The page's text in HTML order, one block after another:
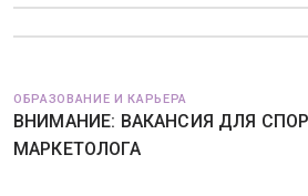
ОБРАЗОВАНИЕ И КАРЬЕРА
ВНИМАНИЕ: ВАКАНСИЯ ДЛЯ
МАРКЕТОЛОГА